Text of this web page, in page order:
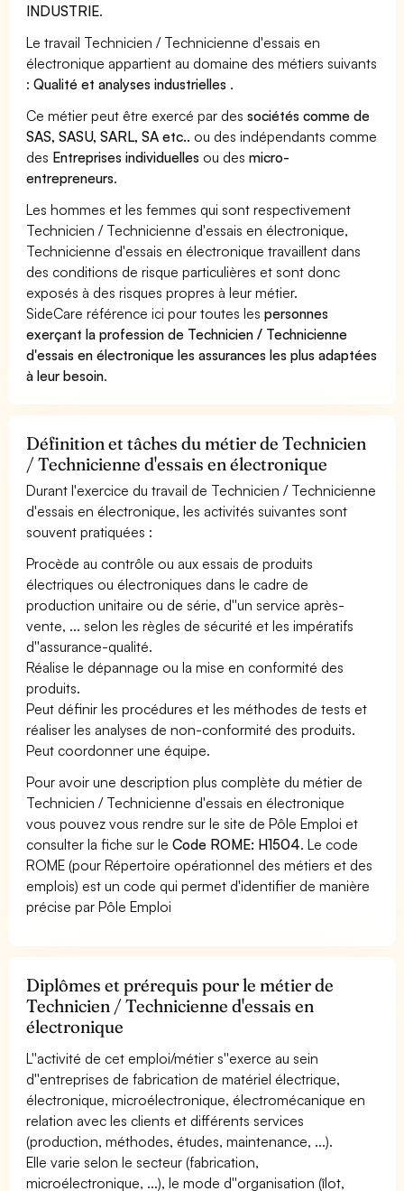
INDUSTRIE.
Le travail Technicien / Technicienne d'essais en
électronique appartient au domaine des métiers suivants
:Qualité et analyses industrielles .
Ce métier peut être exercé par dessociétés comme de
SAS, SASU, SARL, SA etc.. ou des indépendants comme
des Entreprises individuelles ou desmicro-
entrepreneurs.
Les hommes et les femmes qui sont respectivement
Technicien / Technicienne d'essais en électronique,
Technicienne d'essais en électronique travaillent dans
des conditions de risque particulières et sont donc
exposés à des risques propres à leur métier.
SideCare référence ici pour toutes lespersonnes
exerçant la profession de Technicien / Technicienne
d'essais en électronique les assurances les plus adaptées
à leur besoin.
Définition et tâches du métier de Technicien
/ Technicienne d'essais en électronique
Durant l'exercice du travail de Technicien / Technicienne
d'essais en électronique, les activités suivantes sont
souvent pratiquées :
Procède au contrôle ou aux essais de produits
électriques ou électroniques dans le cadre de
production unitaire ou de série, d''un service après-
vente, ... selon les règles de sécurité et les impératifs
d''assurance-qualité.
Réalise le dépannage ou la mise en conformité des
produits.
Peut définir les procédures et les méthodes de tests et
réaliser les analyses de non-conformité des produits.
Peut coordonner une équipe.
Pour avoir une description plus complète du métier de
Technicien / Technicienne d'essais en électronique
vous pouvez vous rendre sur le site de Pôle Emploi et
consulter la fiche sur leCode ROME: H1504. Le code
ROME (pour Répertoire opérationnel des métiers et des
emplois) est un code qui permet d'identifier de manière
précise par Pôle Emploi
Diplômes et prérequis pour le métier de
Technicien / Technicienne d'essais en
électronique
L''activité de cet emploi/métier s''exerce au sein
d''entreprises de fabrication de matériel électrique,
électronique, microélectronique, électromécanique en
relation avec les clients et différents services
(production, méthodes, études, maintenance, ...).
Elle varie selon le secteur (fabrication,
microélectronique, ...), le mode d''organisation (îlot,